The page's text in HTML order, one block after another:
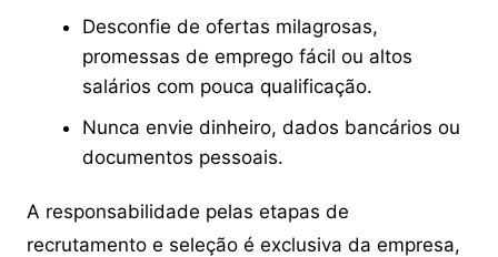
Desconfie de ofertas milagrosas,
promessas de emprego fácil ou altos
salários com pouca qualificação.
Nunca envie dinheiro, dados bancários ou
documentos pessoais.
A responsabilidade pelas etapas de
recrutamento e seleção é exclusiva da empresa,